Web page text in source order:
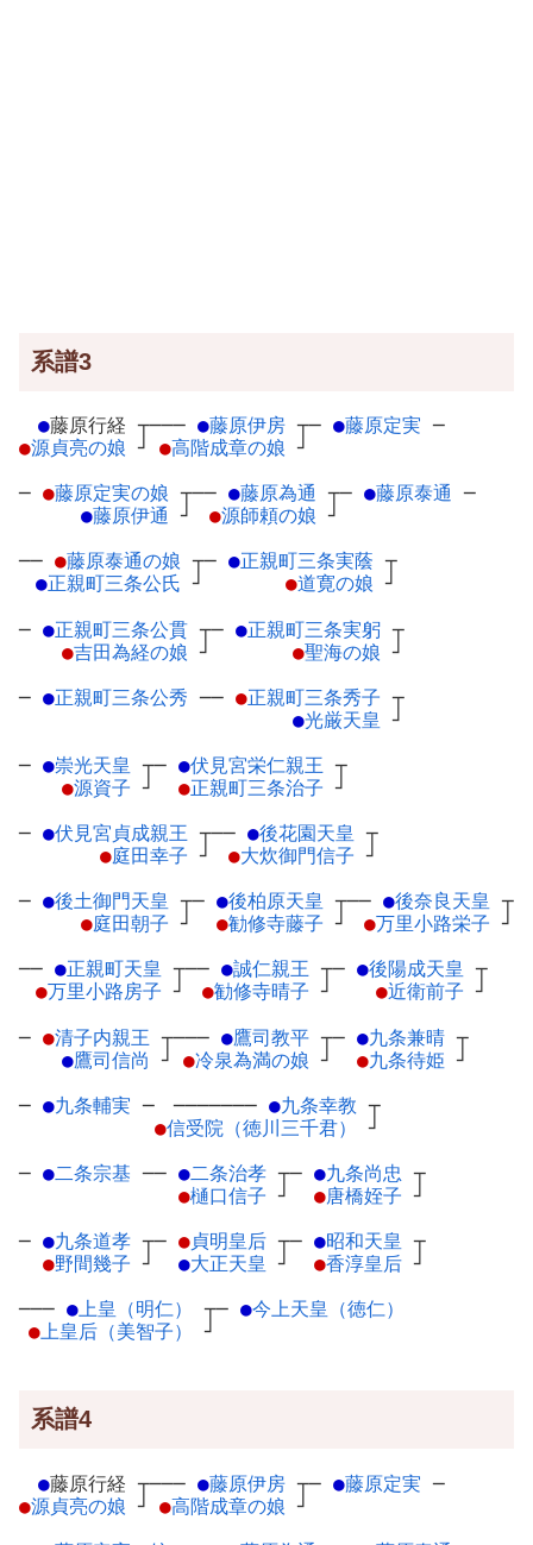
系譜3
●藤原行経 ┬
●源貞亮の娘 ┘
─── ●藤原伊房 ┬
●高階成章の娘 ┘
─ ●藤原定実 ─
─ ●藤原定実の娘 ┬
●藤原伊通 ┘
── ●藤原為通 ┬
●源師頼の娘 ┘
─ ●藤原泰通 ─
── ●藤原泰通の娘 ┬
●正親町三条公氏 ┘
─ ●正親町三条実蔭 ┬
●道寛の娘 ┘
─ ●正親町三条公貫 ┬
●吉田為経の娘 ┘
─ ●正親町三条実躬 ┬
●聖海の娘 ┘
─ ●正親町三条公秀 ── ●正親町三条秀子 ┬
●光厳天皇 ┘
─ ●崇光天皇 ┬
●源資子 ┘
─ ●伏見宮栄仁親王 ┬
●正親町三条治子 ┘
─ ●伏見宮貞成親王 ┬
●庭田幸子 ┘
── ●後花園天皇 ┬
●大炊御門信子 ┘
─ ●後土御門天皇 ┬
●庭田朝子 ┘
─ ●後柏原天皇 ┬
●勧修寺藤子 ┘
── ●後奈良天皇 ┬
●万里小路栄子 ┘
── ●正親町天皇 ┬
●万里小路房子 ┘
── ●誠仁親王 ┬
●勧修寺晴子 ┘
─ ●後陽成天皇 ┬
●近衛前子 ┘
─ ●清子内親王 ┬
●鷹司信尚 ┘
─── ●鷹司教平 ┬
●冷泉為満の娘 ┘
─ ●九条兼晴 ┬
●九条待姫 ┘
─ ●九条輔実 ─ ─────── ●九条幸教 ┬
●信受院（徳川三千君） ┘
─ ●二条宗基 ── ●二条治孝 ┬
●樋口信子 ┘
─ ●九条尚忠 ┬
●唐橋姪子 ┘
─ ●九条道孝 ┬
●野間幾子 ┘
─ ●貞明皇后 ┬
●大正天皇 ┘
─ ●昭和天皇 ┬
●香淳皇后 ┘
─── ●上皇（明仁）
┬
●上皇后（美智子） ┘
─ ●今上天皇（徳仁）
系譜4
●藤原行経 ┬
●源貞亮の娘 ┘
─── ●藤原伊房 ┬
●高階成章の娘 ┘
─ ●藤原定実 ─